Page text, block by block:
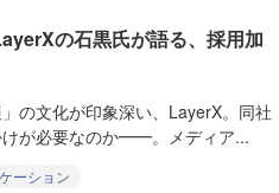
の石黒氏が語る、採用加
の文化が印象深い、LayerX。同社
けが必要なのか━━。メディア...
ーション